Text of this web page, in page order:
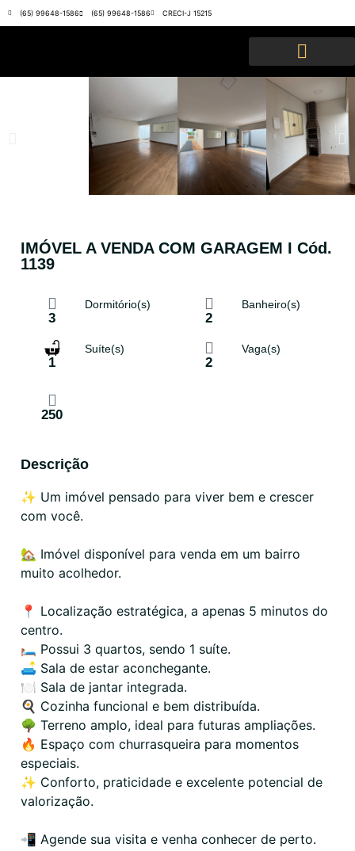
(65) 99648-1586 (65) 99648-1586 CRECI-J 15215
IMÓVEL A VENDA COM GARAGEM I Cód.
1139
3
Dormitório(s)
2
Banheiro(s)
1
Suíte(s)
2
Vaga(s)
250
Descrição
✨ Um imóvel pensado para viver bem e crescer
com você.
🏡 Imóvel disponível para venda em um bairro
muito acolhedor.
📍 Localização estratégica, a apenas 5 minutos do
centro.
🛏️ Possui 3 quartos, sendo 1 suíte.
🛋️ Sala de estar aconchegante.
🍽️ Sala de jantar integrada.
🍳 Cozinha funcional e bem distribuída.
🌳 Terreno amplo, ideal para futuras ampliações.
🔥 Espaço com churrasqueira para momentos
especiais.
✨ Conforto, praticidade e excelente potencial de
valorização.
📲 Agende sua visita e venha conhecer de perto.